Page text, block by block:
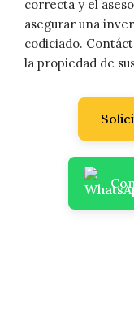
correcta y el
asegurar una
codiciado.
la propiedad de